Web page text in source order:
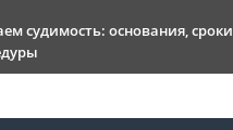
судимость: основания,